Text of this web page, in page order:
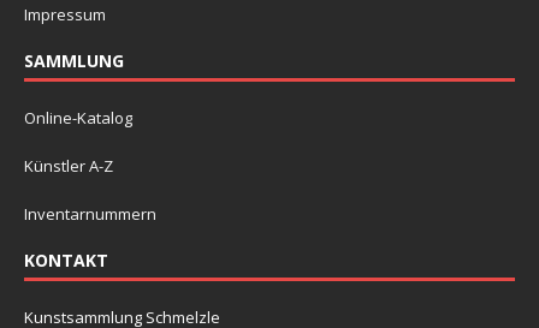
Impressum
SAMMLUNG
Online-Katalog
Künstler A-Z
Inventarnummern
KONTAKT
Kunstsammlung Schmelzle